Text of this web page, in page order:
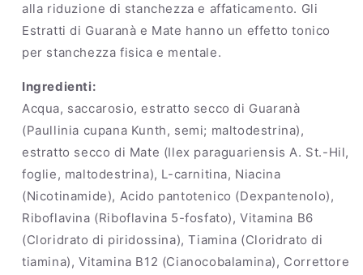
alla riduzione di stanchezza e affaticamento. Gli
Estratti di Guaranà e Mate hanno un effetto tonico
per stanchezza fisica e mentale.
Ingredienti:
Acqua, saccarosio, estratto secco di Guaranà
(Paullinia cupana Kunth, semi; maltodestrina),
estratto secco di Mate (Ilex paraguariensis A. St.-Hil,
foglie, maltodestrina), L-carnitina, Niacina
(Nicotinamide), Acido pantotenico (Dexpantenolo),
Riboflavina (Riboflavina 5-fosfato), Vitamina B6
(Cloridrato di piridossina), Tiamina (Cloridrato di
tiamina), Vitamina B12 (Cianocobalamina), Correttore